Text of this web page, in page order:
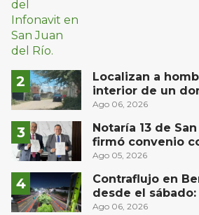
Localizan a
interior de un
comunidad El
Ago 06, 2026
Notaría 13 de
firmó convenio
Privada del Bajío
Ago 05, 2026
Contraflujo en
desde el
compleja del
Ago 06, 2026